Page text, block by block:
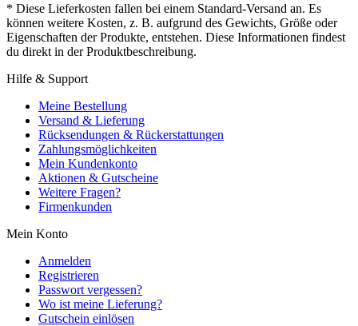
* Diese Lieferkosten fallen bei einem Standard-Versand an. Es
können weitere Kosten, z. B. aufgrund des Gewichts, Größe oder
Eigenschaften der Produkte, entstehen. Diese Informationen findest
du direkt in der Produktbeschreibung.
Hilfe & Support
Meine Bestellung
Versand & Lieferung
Rücksendungen & Rückerstattungen
Zahlungsmöglichkeiten
Mein Kundenkonto
Aktionen & Gutscheine
Weitere Fragen?
Firmenkunden
Mein Konto
Anmelden
Registrieren
Passwort vergessen?
Wo ist meine Lieferung?
Gutschein einlösen